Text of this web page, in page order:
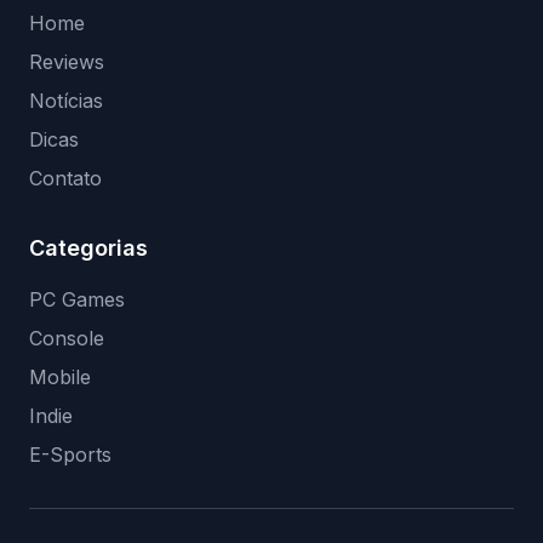
Home
Reviews
Notícias
Dicas
Contato
Categorias
PC Games
Console
Mobile
Indie
E-Sports